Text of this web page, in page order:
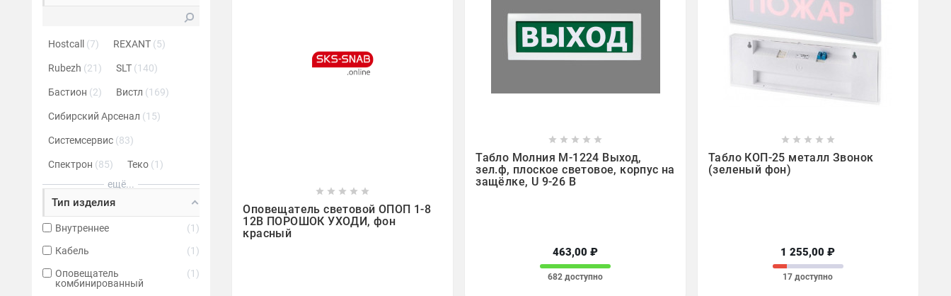
Hostcall 7 REXANT 5
Rubezh 21 SLT 140
Бастион 2 Вистл 169
Сибирский Арсенал 15
Системсервис 83
Спектрон 85 Теко 1
ещё...
Тип изделия
Внутреннее
1
Кабель
1
Оповещатель
комбинированный
1
    
Оповещатель световой ОПОП 1-8
12В ПОРОШОК УХОДИ, фон
красный
    
Табло Молния М-1224 Выход,
зел.ф, плоское световое, корпус на
защёлке, U 9-26 В
463,00 ₽
682 доступно
    
Табло КОП-25 металл Звонок
(зеленый фон)
1 255,00 ₽
17 доступно